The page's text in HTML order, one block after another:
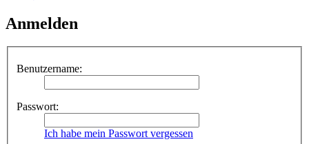
Anmelden
Benutzername:
Passwort:
Ich habe mein Passwort vergessen